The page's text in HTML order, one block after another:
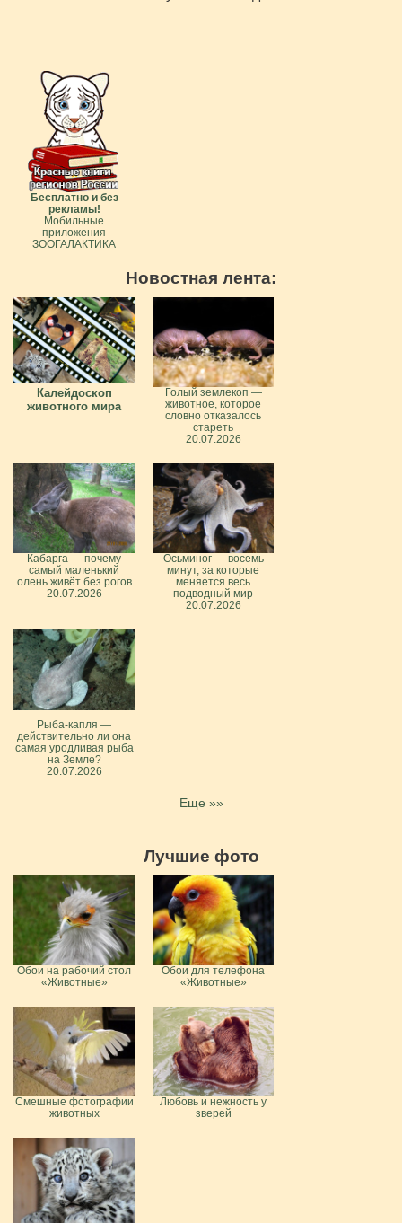
Бесплатно и без
рекламы!
Мобильные
приложения
ЗООГАЛАКТИКА
Новостная лента:
Калейдоскоп
животного мира
Голый землекоп —
животное, которое
словно отказалось
стареть
20.07.2026
Кабарга — почему
самый маленький
олень живёт без рогов
20.07.2026
Осьминог — восемь
минут, за которые
меняется весь
подводный мир
20.07.2026
Рыба-капля —
действительно ли она
самая уродливая рыба
на Земле?
20.07.2026
Еще »»
Лучшие фото
Обои на рабочий стол
«Животные»
Обои для телефона
«Животные»
Смешные фотографии
животных
Любовь и нежность у
зверей